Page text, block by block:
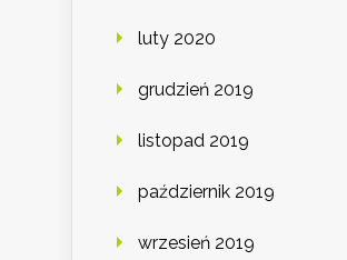
luty 2020
grudzień 2019
listopad 2019
październik 2019
wrzesień 2019